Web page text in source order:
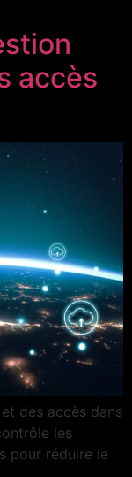
accès
des accès dans
les
pour réduire le